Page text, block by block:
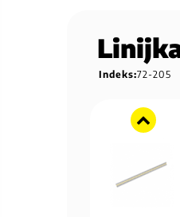
Indeks:72-205